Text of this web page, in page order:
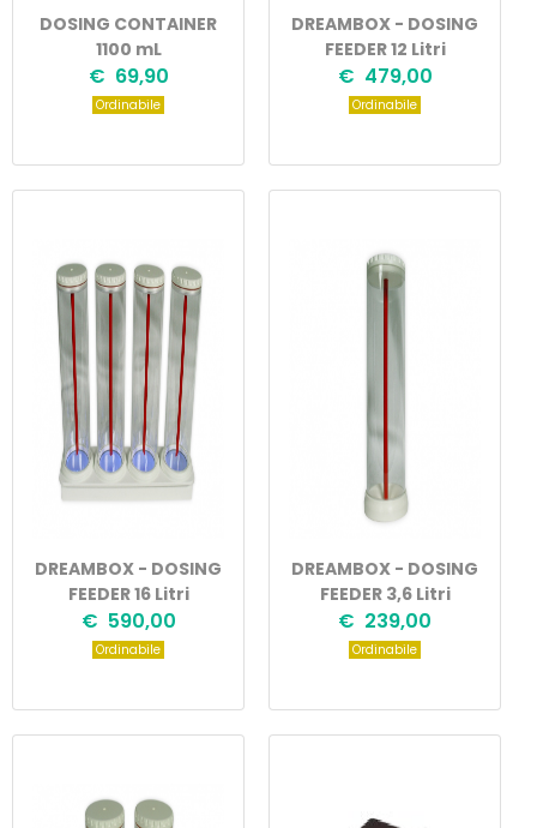
DOSING CONTAINER
1100 mL
€ 69,90
Ordinabile
DREAMBOX - DOSING
FEEDER 12 Litri
€ 479,00
Ordinabile
DREAMBOX - DOSING
FEEDER 16 Litri
€ 590,00
Ordinabile
DREAMBOX - DOSING
FEEDER 3,6 Litri
€ 239,00
Ordinabile